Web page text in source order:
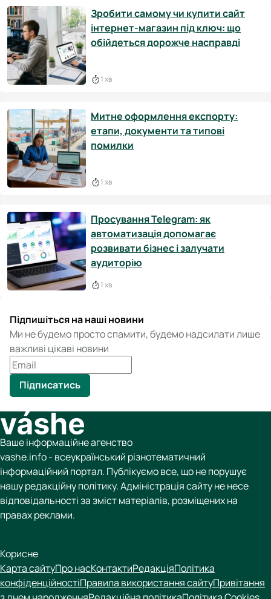
Зробити самому чи купити сайт
інтернет-магазин під ключ: що
обійдеться дорожче насправді
1 хв
Митне оформлення експорту:
етапи, документи та типові
помилки
1 хв
Просування Telegram: як
автоматизація допомагає
розвивати бізнес і залучати
аудиторію
1 хв
Підпишіться на наші новини
Ми не будемо просто спамити, будемо надсилати лише
важливі цікаві новини
Підписатись
Ваше інформаційне агенство
vashe.info - всеукраїнський різнотематичний
інформаційний портал. Публікуємо все, що не порушує
нашу редакційну політику. Адміністрація сайту не несе
відповідальності за зміст матеріалів, розміщених на
правах реклами.
Корисне
Карта сайтуПро насКонтактиРедакціяПолітика
конфіденційностіПравила використання сайтуПривітання